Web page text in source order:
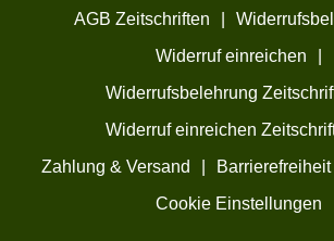
AGB Zeitschriften
Widerruf einreichen
Widerrufsbelehrung
Widerruf einreichen
Zahlung & Versand
Barrierefreiheit
Cookie Einstellungen